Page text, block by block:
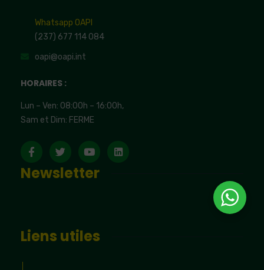
Whatsapp OAPI
(237) 677 114 084
oapi@oapi.int
HORAIRES :
Lun – Ven: 08:00h – 16:00h,
Sam et Dim: FERME
Newsletter
Liens utiles